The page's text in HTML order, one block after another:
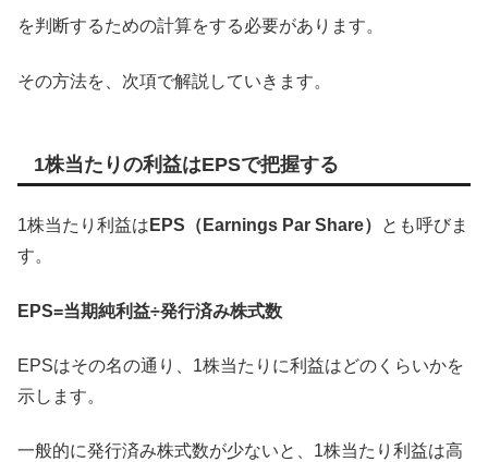
を判断するための計算をする必要があります。
その方法を、次項で解説していきます。
1株当たりの利益はEPSで把握する
1株当たり利益は EPS（Earnings Par Share）
とも呼びま
す。
EPS=当期純利益÷発行済み株式数
EPSはその名の通り、1株当たりに利益はどのくらいかを
示します。
一般的に発行済み株式数が少ないと、1株当たり利益は高